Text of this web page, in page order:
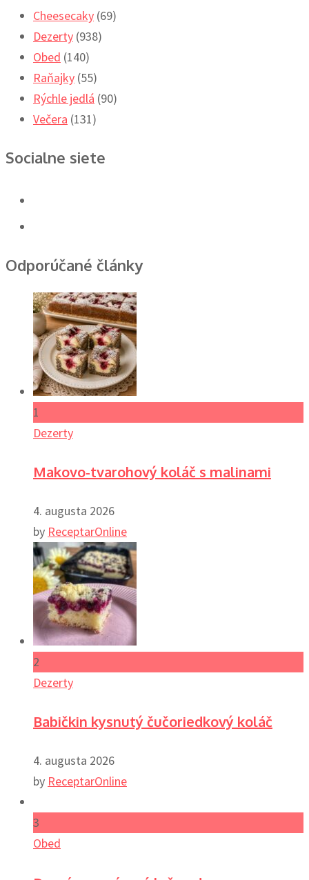
Cheesecaky (69)
Dezerty (938)
Obed (140)
Raňajky (55)
Rýchle jedlá (90)
Večera (131)
Socialne siete
Odporúčané články
1
Dezerty
Makovo-tvarohový koláč s malinami
4. augusta 2026
by ReceptarOnline
2
Dezerty
Babičkin kysnutý čučoriedkový koláč
4. augusta 2026
by ReceptarOnline
3
Obed